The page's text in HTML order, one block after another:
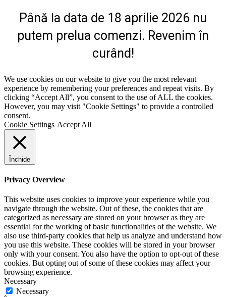
Până la data de 18 aprilie 2026 nu
putem prelua comenzi. Revenim în
curând!
We use cookies on our website to give you the most relevant
experience by remembering your preferences and repeat visits. By
clicking “Accept All”, you consent to the use of ALL the cookies.
However, you may visit "Cookie Settings" to provide a controlled
consent.
Cookie Settings Accept All
Închide
Privacy Overview
This website uses cookies to improve your experience while you
navigate through the website. Out of these, the cookies that are
categorized as necessary are stored on your browser as they are
essential for the working of basic functionalities of the website. We
also use third-party cookies that help us analyze and understand how
you use this website. These cookies will be stored in your browser
only with your consent. You also have the option to opt-out of these
cookies. But opting out of some of these cookies may affect your
browsing experience.
Necessary
Necessary